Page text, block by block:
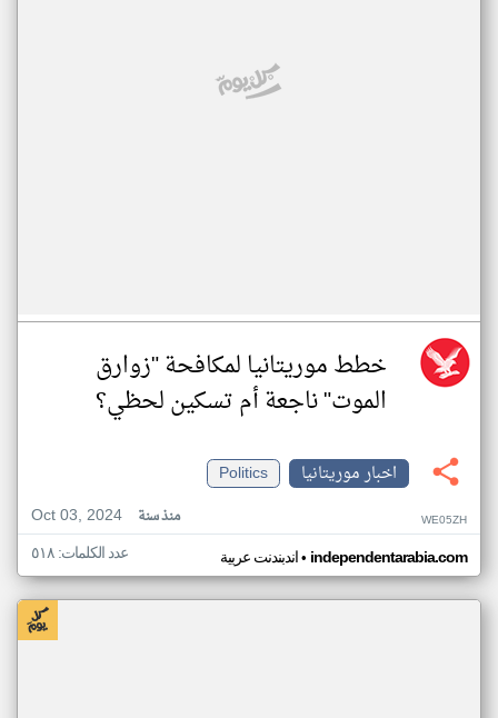
خطط موريتانيا لمكافحة "زوارق
الموت" ناجعة أم تسكين لحظي؟
اخبار موريتانيا
Politics
Oct 03, 2024
منذ سنة WE05ZH
اندبندنت عربية• independentarabia.com عدد الكلمات: ٥١٨